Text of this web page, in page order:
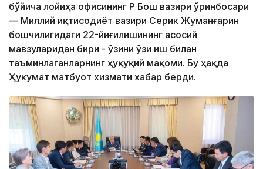
бўйича лойиҳа офисининг ҚР Бош вазири ўринбосари
— Миллий иқтисодиёт вазири Серик Жуманғарин
бошчилигидаги 22-йиғилишининг асосий
мавзуларидан бири - ўзини ўзи иш билан
таъминлаганларнинг ҳуқуқий мақоми. Бу ҳақда
Ҳукумат матбуот хизмати хабар берди.